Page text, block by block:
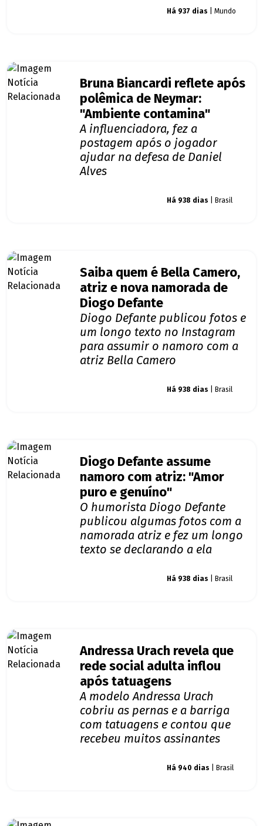
Há 937 dias | Mundo
Bruna Biancardi reflete após
polêmica de Neymar:
"Ambiente contamina"
A influenciadora, fez a
postagem após o jogador
ajudar na defesa de Daniel
Alves
Há 938 dias | Brasil
Saiba quem é Bella Camero,
atriz e nova namorada de
Diogo Defante
Diogo Defante publicou fotos e
um longo texto no Instagram
para assumir o namoro com a
atriz Bella Camero
Há 938 dias | Brasil
Diogo Defante assume
namoro com atriz: "Amor
puro e genuíno"
O humorista Diogo Defante
publicou algumas fotos com a
namorada atriz e fez um longo
texto se declarando a ela
Há 938 dias | Brasil
Andressa Urach revela que
rede social adulta inflou
após tatuagens
A modelo Andressa Urach
cobriu as pernas e a barriga
com tatuagens e contou que
recebeu muitos assinantes
Há 940 dias | Brasil